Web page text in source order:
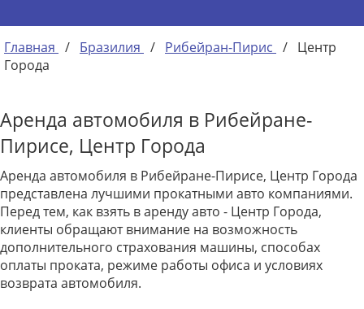
Главная / Бразилия / Рибейран-Пирис / Центр
Города
Аренда автомобиля в Рибейране-
Пирисе, Центр Города
Аренда автомобиля в Рибейране-Пирисе, Центр Города
представлена лучшими прокатными авто компаниями.
Перед тем, как взять в аренду авто - Центр Города,
клиенты обращают внимание на возможность
дополнительного страхования машины, способах
оплаты проката, режиме работы офиса и условиях
возврата автомобиля.